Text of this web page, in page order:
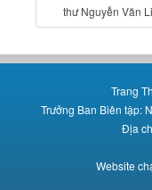
thư Nguyễn Văn
Trang
Trưởng Ban Biên tập:
Địa
Website